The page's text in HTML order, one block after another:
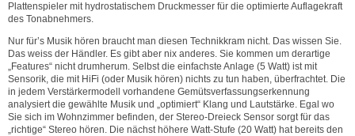
Plattenspieler mit hydrostatischem Druckmesser für die optimierte Auflagekraft
des Tonabnehmers.
Nur für’s Musik hören braucht man diesen Technikkram nicht. Das wissen Sie.
Das weiss der Händler. Es gibt aber nix anderes. Sie kommen um derartige
„Features“ nicht drumherum. Selbst die einfachste Anlage (5 Watt) ist mit
Sensorik, die mit HiFi (oder Musik hören) nichts zu tun haben, überfrachtet. Die
in jedem Verstärkermodell vorhandene Gemütsverfassungserkennung
analysiert die gewählte Musik und „optimiert“ Klang und Lautstärke. Egal wo
Sie sich im Wohnzimmer befinden, der Stereo-Dreieck Sensor sorgt für das
„richtige“ Stereo hören. Die nächst höhere Watt-Stufe (20 Watt) hat bereits den